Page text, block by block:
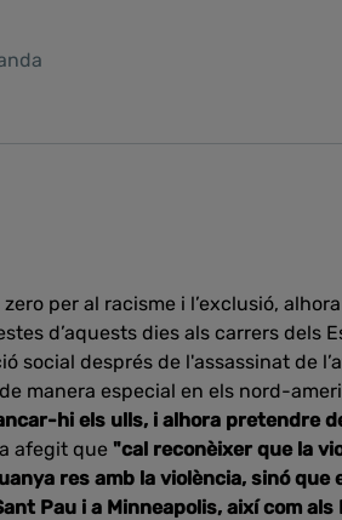
per al racisme i l’exclusió,
d’aquests dies als carrers dels
social després de l'assassinat de
manera especial en els nord-
hi els ulls, i alhora pretendre
afegit que "cal reconèixer que la
res amb la violència, sinó que
Pau i a Minneapolis, així com